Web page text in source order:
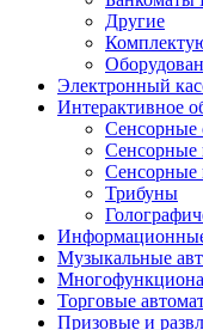
Другие
Электронный
Интерактивное
Сенсорные
Сенсорные
Сенсорные
Трибуны
Музыкальные
Торговые
Призовые и